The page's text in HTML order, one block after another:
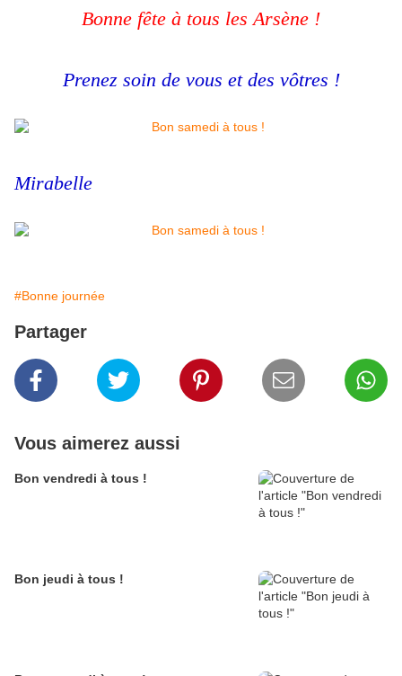
Bonne fête à tous les Arsène !
Prenez soin de vous et des vôtres !
Mirabelle
#Bonne journée
Partager
Vous aimerez aussi
Bon vendredi à tous !
Bon jeudi à tous !